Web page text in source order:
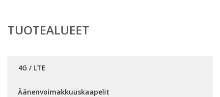
TUOTEALUEET
4G / LTE
Äänenvoimakkuuskaapelit